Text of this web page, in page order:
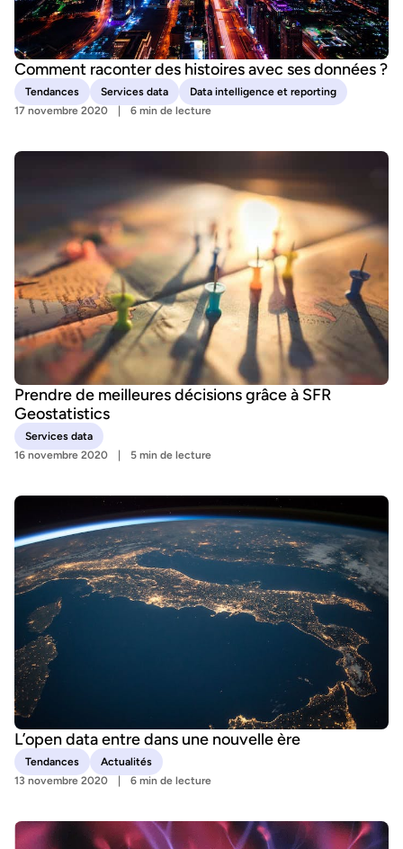
Comment raconter des histoires avec ses données ?
Tendances Services data
Data intelligence et reporting
17 novembre 2020
6 min de lecture
Prendre de meilleures décisions grâce à SFR
Geostatistics
Services data
16 novembre 2020
5 min de lecture
L’open data entre dans une nouvelle ère
Tendances
Actualités
13 novembre 2020
6 min de lecture